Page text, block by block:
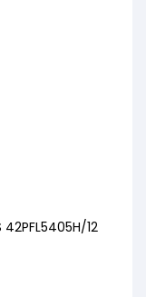
GWA7820672 BOTONERA TV PHILIPS 42PFL5405H/12